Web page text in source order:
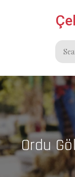
Search
for:
Ordu